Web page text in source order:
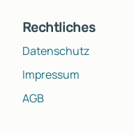
Rechtliches
Datenschutz
Impressum
AGB